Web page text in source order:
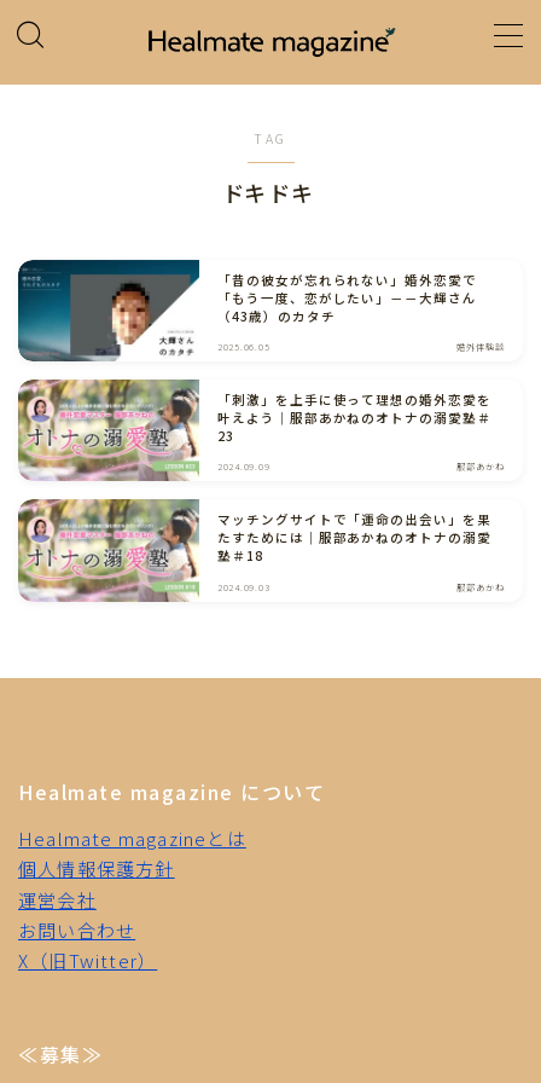
MENU
TAG
ドキドキ
「昔の彼女が忘れられない」婚外恋愛で
「もう一度、恋がしたい」－－大輝さん
（43歳）のカタチ
2025.06.05 婚外体験談
「刺激」を上手に使って理想の婚外恋愛を
叶えよう｜服部あかねのオトナの溺愛塾＃
23
2024.09.09 服部あかね
マッチングサイトで「運命の出会い」を果
たすためには｜服部あかねのオトナの溺愛
塾＃18
2024.09.03 服部あかね
Healmate magazine について
Healmate magazineとは
個人情報保護方針
運営会社
お問い合わせ
X（旧Twitter）
≪募集≫